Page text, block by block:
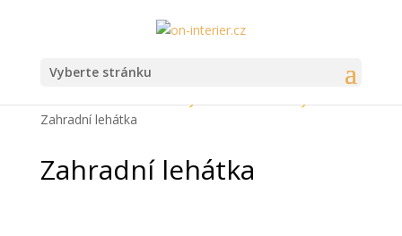
Vyberte stránku
Zahradní lehátka
Zahradní lehátka